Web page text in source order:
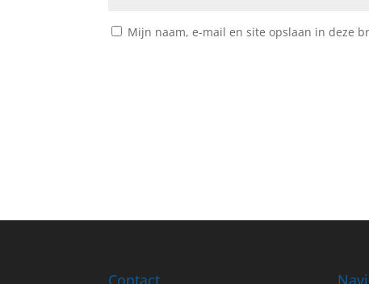
Mijn naam, e-mail en site opslaan in deze
Contact